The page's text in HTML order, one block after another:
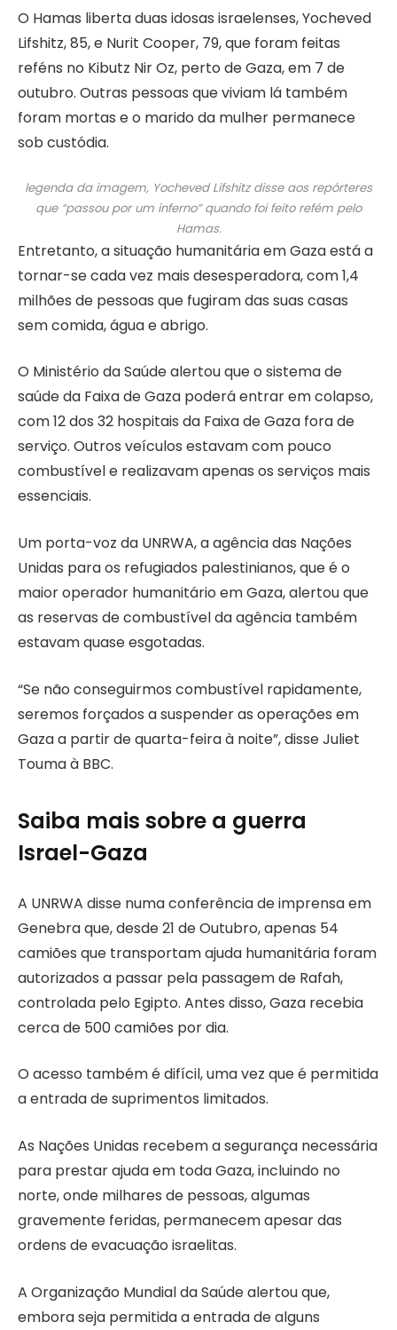
O Hamas liberta duas idosas israelenses, Yocheved
Lifshitz, 85, e Nurit Cooper, 79, que foram feitas
reféns no Kibutz Nir Oz, perto de Gaza, em 7 de
outubro. Outras pessoas que viviam lá também
foram mortas e o marido da mulher permanece
sob custódia.
legenda da imagem, Yocheved Lifshitz disse aos repórteres
que “passou por um inferno” quando foi feito refém pelo
Hamas.
Entretanto, a situação humanitária em Gaza está a
tornar-se cada vez mais desesperadora, com 1,4
milhões de pessoas que fugiram das suas casas
sem comida, água e abrigo.
O Ministério da Saúde alertou que o sistema de
saúde da Faixa de Gaza poderá entrar em colapso,
com 12 dos 32 hospitais da Faixa de Gaza fora de
serviço. Outros veículos estavam com pouco
combustível e realizavam apenas os serviços mais
essenciais.
Um porta-voz da UNRWA, a agência das Nações
Unidas para os refugiados palestinianos, que é o
maior operador humanitário em Gaza, alertou que
as reservas de combustível da agência também
estavam quase esgotadas.
“Se não conseguirmos combustível rapidamente,
seremos forçados a suspender as operações em
Gaza a partir de quarta-feira à noite”, disse Juliet
Touma à BBC.
Saiba mais sobre a guerra
Israel-Gaza
A UNRWA disse numa conferência de imprensa em
Genebra que, desde 21 de Outubro, apenas 54
camiões que transportam ajuda humanitária foram
autorizados a passar pela passagem de Rafah,
controlada pelo Egipto. Antes disso, Gaza recebia
cerca de 500 camiões por dia.
O acesso também é difícil, uma vez que é permitida
a entrada de suprimentos limitados.
As Nações Unidas recebem a segurança necessária
para prestar ajuda em toda Gaza, incluindo no
norte, onde milhares de pessoas, algumas
gravemente feridas, permanecem apesar das
ordens de evacuação israelitas.
A Organização Mundial da Saúde alertou que,
embora seja permitida a entrada de alguns